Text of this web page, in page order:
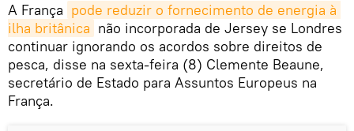
A França pode reduzir o fornecimento de energia à
ilha britânica não incorporada de Jersey se Londres
continuar ignorando os acordos sobre direitos de
pesca, disse na sexta-feira (8) Clemente Beaune,
secretário de Estado para Assuntos Europeus na
França.